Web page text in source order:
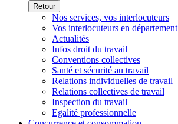
Retour
Nos services, vos interlocuteurs
Vos interlocuteurs en département
Actualités
Infos droit du travail
Conventions collectives
Santé et sécurité au travail
Relations individuelles de travail
Relations collectives de travail
Inspection du travail
Egalité professionnelle